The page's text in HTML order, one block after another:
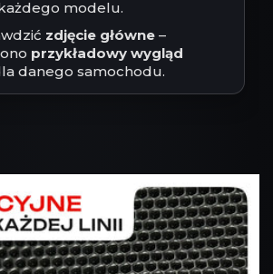
modelu.
zdjęcie główne –
przykładowy wygląd
danego samochodu.